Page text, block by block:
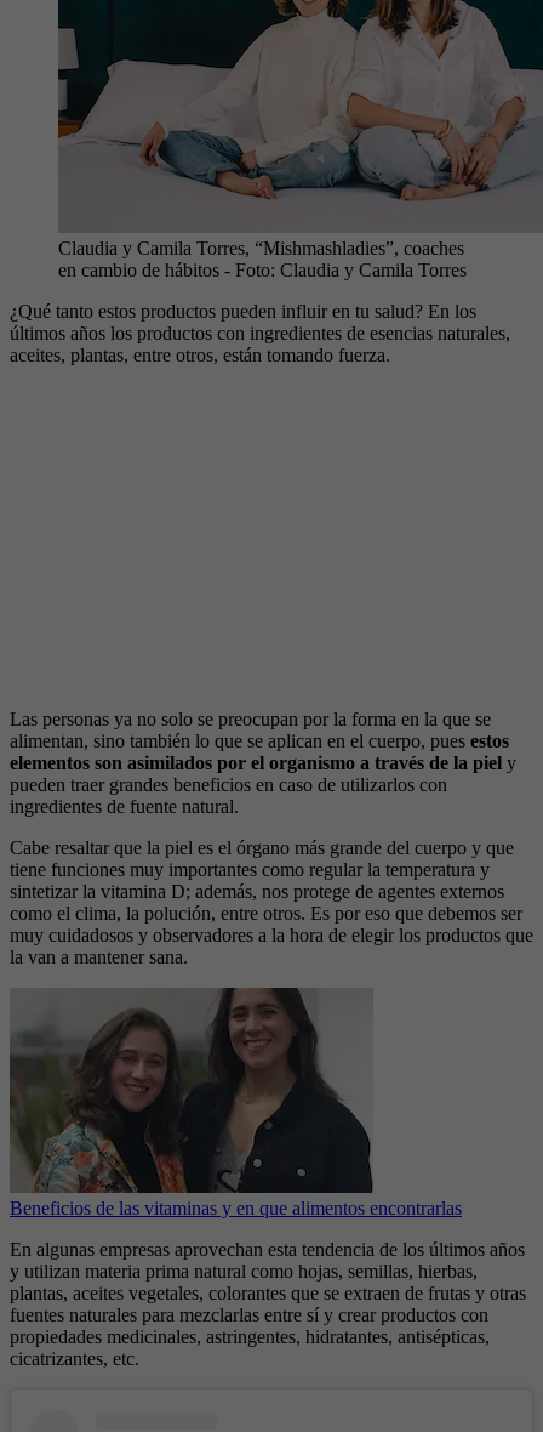
Claudia y Camila Torres, “Mishmashladies”, coaches
en cambio de hábitos - Foto: Claudia y Camila Torres
¿Qué tanto estos productos pueden influir en tu salud? En los
últimos años los productos con ingredientes de esencias naturales,
aceites, plantas, entre otros, están tomando fuerza.
Las personas ya no solo se preocupan por la forma en la que se
alimentan, sino también lo que se aplican en el cuerpo, pues estos
elementos son asimilados por el organismo a través de la piel y
pueden traer grandes beneficios en caso de utilizarlos con
ingredientes de fuente natural.
Cabe resaltar que la piel es el órgano más grande del cuerpo y que
tiene funciones muy importantes como regular la temperatura y
sintetizar la vitamina D; además, nos protege de agentes externos
como el clima, la polución, entre otros. Es por eso que debemos ser
muy cuidadosos y observadores a la hora de elegir los productos que
la van a mantener sana.
Beneficios de las vitaminas y en que alimentos encontrarlas
En algunas empresas aprovechan esta tendencia de los últimos años
y utilizan materia prima natural como hojas, semillas, hierbas,
plantas, aceites vegetales, colorantes que se extraen de frutas y otras
fuentes naturales para mezclarlas entre sí y crear productos con
propiedades medicinales, astringentes, hidratantes, antisépticas,
cicatrizantes, etc.